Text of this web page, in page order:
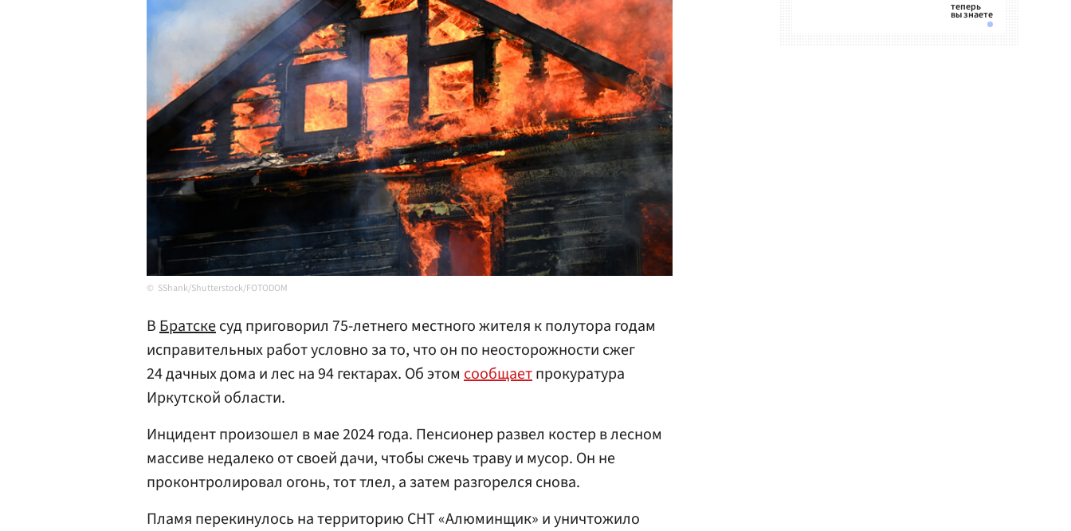
SShank/Shutterstock/FOTODOM
ВБратскесуд приговорил 75-летнего местного жителя к полутора годам
исправительных работ условно за то, что он по неосторожности сжег
24 дачных дома и лес на 94 гектарах. Об этом сообщаетпрокуратура
Иркутской области.
Инцидент произошел в мае 2024 года. Пенсионер развел костер в лесном
массиве недалеко от своей дачи, чтобы сжечь траву и мусор. Он не
проконтролировал огонь, тот тлел, а затем разгорелся снова.
Пламя перекинулось на территорию СНТ «Алюминщик» и уничтожило